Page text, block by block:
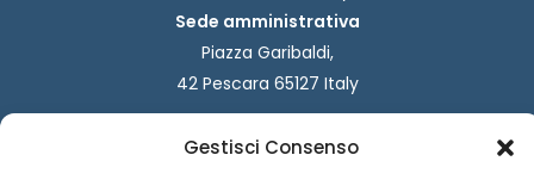
Gestisci Consenso
Sede amministrativa
Piazza Garibaldi,
42 Pescara 65127 Italy
Partita iva: 01970170690